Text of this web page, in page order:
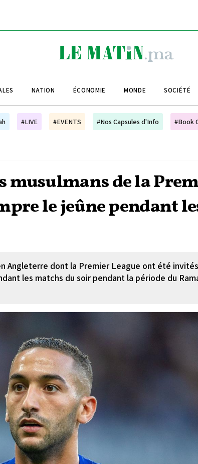
NATION ÉCONOMIE MONDE SOCIÉTÉ
#LIVE #EVENTS #Nos Capsules d'Info #Book
musulmans de la
le jeûne pendant
Angleterre dont la Premier League ont été
les matchs du soir pendant la période du